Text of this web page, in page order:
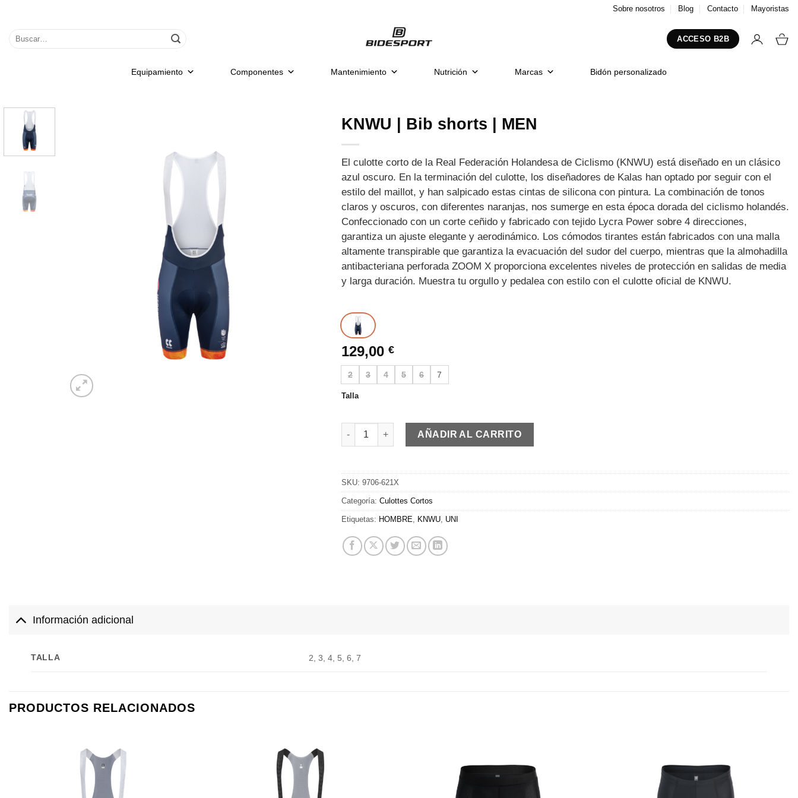
contenido
Sobre nosotros Blog Contacto Mayoristas
Buscar
ACCESO B2B
Equipamiento Componentes Mantenimiento Nutrición Marcas Bidón personalizado
KNWU | Bib shorts | MEN
El culotte corto de la Real Federación Holandesa de Ciclismo (KNWU) está diseñado en un clásico
azul oscuro. En la terminación del culotte, los diseñadores de Kalas han optado por seguir con el
estilo del maillot, y han salpicado estas cintas de silicona con pintura. La combinación de tonos
claros y oscuros, con diferentes naranjas, nos sumerge en esta época dorada del ciclismo holandés.
Confeccionado con un corte ceñido y fabricado con tejido Lycra Power sobre 4 direcciones,
garantiza un ajuste elegante y aerodinámico. Los cómodos tirantes están fabricados con una malla
altamente transpirable que garantiza la evacuación del sudor del cuerpo, mientras que la almohadilla
antibacteriana perforada ZOOM X proporciona excelentes niveles de protección en salidas de media
y larga duración. Muestra tu orgullo y pedalea con estilo con el culotte oficial de KNWU.
129,00 €
2 3 4 5 6 7
Talla
KNWU | Bib shorts | MEN cantidad
AÑADIR AL CARRITO
SKU: 9706-621X
Categoría: Culottes Cortos
Etiquetas: HOMBRE KNWU UNI
Información adicional
TALLA 2, 3, 4, 5, 6, 7
PRODUCTOS RELACIONADOS